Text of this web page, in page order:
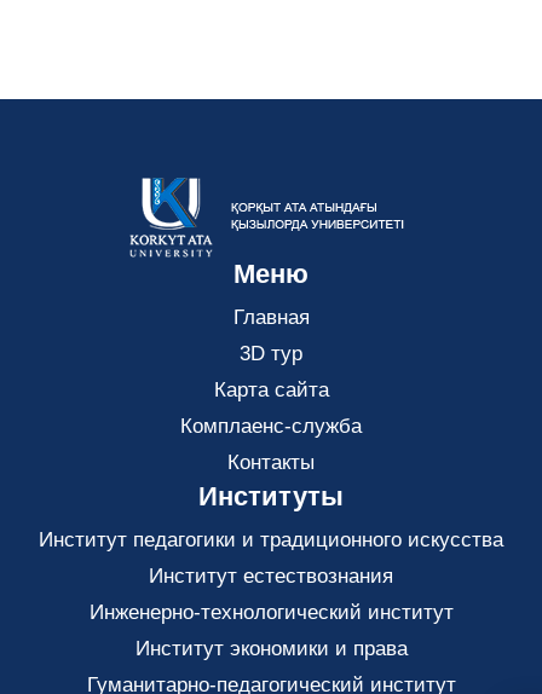
Меню
Главная
3D тур
Карта сайта
Комплаенс-служба
Контакты
Институты
Институт педагогики и традиционного искусства
Институт естествознания
Инженерно-технологический институт
Институт экономики и права
Гуманитарно-педагогический институт